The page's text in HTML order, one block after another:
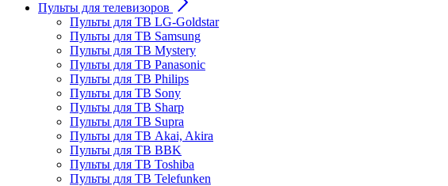
Пульты для телевизоров
Пульты для ТВ LG-Goldstar
Пульты для ТВ Samsung
Пульты для ТВ Mystery
Пульты для ТВ Panasonic
Пульты для ТВ Philips
Пульты для ТВ Sony
Пульты для ТВ Sharp
Пульты для ТВ Supra
Пульты для ТВ Akai, Akira
Пульты для ТВ BBK
Пульты для ТВ Toshiba
Пульты для ТВ Telefunken